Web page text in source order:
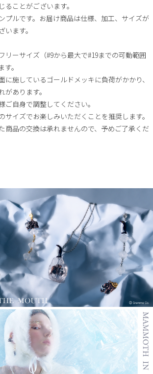
ることがございます。
プルです。お届け商品は仕様、加工、サイズが
ます。
リーサイズ（#9から最大で#19までの可動範囲
。
に施しているゴールドメッキに負荷がかかり、
があります。
ご自身で調整してください。
サイズでお楽しみいただくことを推奨します。
商品の交換は承れませんので、予めご了承くだ